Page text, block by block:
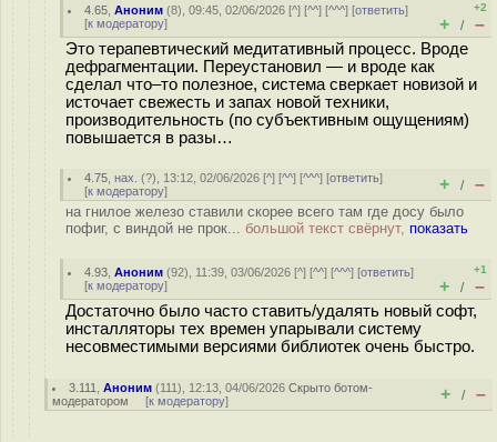
4.65 ,Аноним (8), 09:45, 02/06/2026 [^] [^^] [^^^] [ответить]
[к модератору]
+2
+ / –
Это терапевтический медитативный процесс. Вроде
дефрагментации. Переустановил — и вроде как
сделал что–то полезное, система сверкает новизой и
источает свежесть и запах новой техники,
производительность (по субъективным ощущениям)
повышается в разы…
4.75 ,нах. (?), 13:12, 02/06/2026 [^] [^^] [^^^] [ответить]
[к модератору] + / –
на гнилое железо ставили скорее всего там где досу было
пофиг, с виндой не прок... большой текст свёрнут, показать
4.93 ,Аноним (92), 11:39, 03/06/2026 [^] [^^] [^^^] [ответить]
[к модератору]
+1
+ / –
Достаточно было часто ставить/удалять новый софт,
инсталляторы тех времен упарывали систему
несовместимыми версиями библиотек очень быстро.
3.111 ,Аноним (111), 12:13, 04/06/2026Скрыто ботом-
модератором [к модератору] + / –